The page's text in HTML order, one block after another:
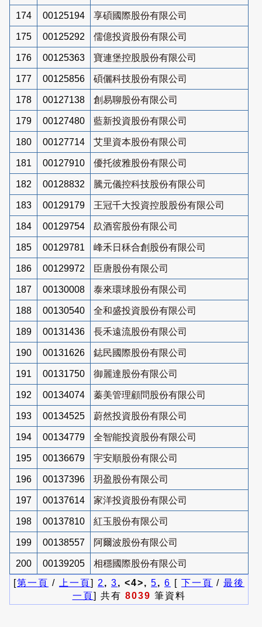
174 00125194 享碩國際股份有限公司
175 00125292 儒億投資股份有限公司
176 00125363 寶連堡控股股份有限公司
177 00125856 碩儷科技股份有限公司
178 00127138 創易聊股份有限公司
179 00127480 藍新投資股份有限公司
180 00127714 艾里資本股份有限公司
181 00127910 優托彼雅股份有限公司
182 00128832 騰元儀控科技股份有限公司
183 00129179 王冠千大投資控股股份有限公司
184 00129754 镹酒窖股份有限公司
185 00129781 峰禾日秝合創股份有限公司
186 00129972 臣唐股份有限公司
187 00130008 泰來環球股份有限公司
188 00130540 全和盛投資股份有限公司
189 00131436 長禾遠流股份有限公司
190 00131626 鋕民國際股份有限公司
191 00131750 御麗達股份有限公司
192 00134074 蓁美管理顧問股份有限公司
193 00134525 蔚然投資股份有限公司
194 00134779 全智能投資股份有限公司
195 00136679 宇安順股份有限公司
196 00137396 玥盈股份有限公司
197 00137614 家洋投資股份有限公司
198 00137810 紅玉股份有限公司
199 00138557 阿爾波股份有限公司
200 00139205
相穩國際股份有限公司
[第一頁 / 上一頁] 2 , 3, <4>, 5, 6 [ 下一頁 / 最後
一頁] 共有 8039 筆資料